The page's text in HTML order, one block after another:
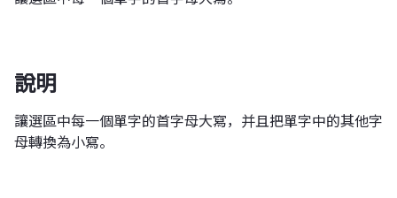
說明
讓選區中每一個單字的首字母大寫，并且把單字中的其他字
母轉換為小寫。